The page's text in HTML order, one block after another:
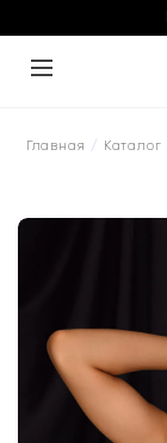
Главная / Каталог